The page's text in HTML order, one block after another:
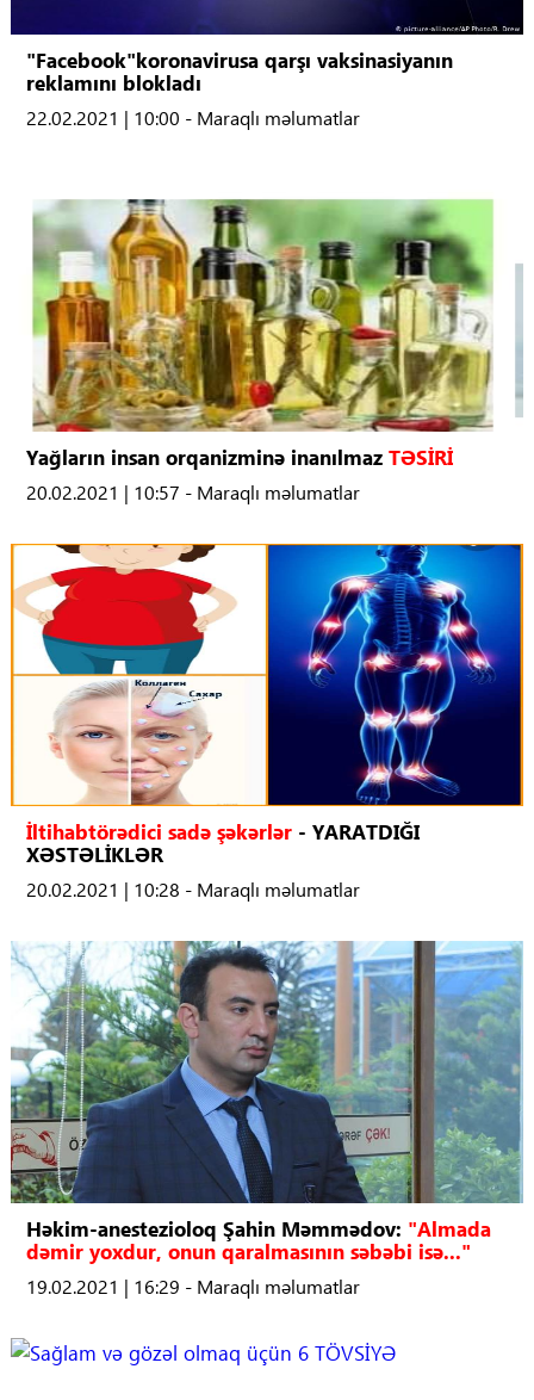
"Facebook"koronavirusa qarşı vaksinasiyanın
reklamını blokladı
22.02.2021 | 10:00 - Maraqlı məlumatlar
Yağların insan orqanizminə inanılmaz TƏSİRİ
20.02.2021 | 10:57 - Maraqlı məlumatlar
İltihabtörədici sadə şəkərlər- YARATDIĞI
XƏSTƏLİKLƏR
20.02.2021 | 10:28 - Maraqlı məlumatlar
Həkim-anestezioloq Şahin Məmmədov: "Almada
dəmir yoxdur, onun qaralmasının səbəbi isə..."
19.02.2021 | 16:29 - Maraqlı məlumatlar